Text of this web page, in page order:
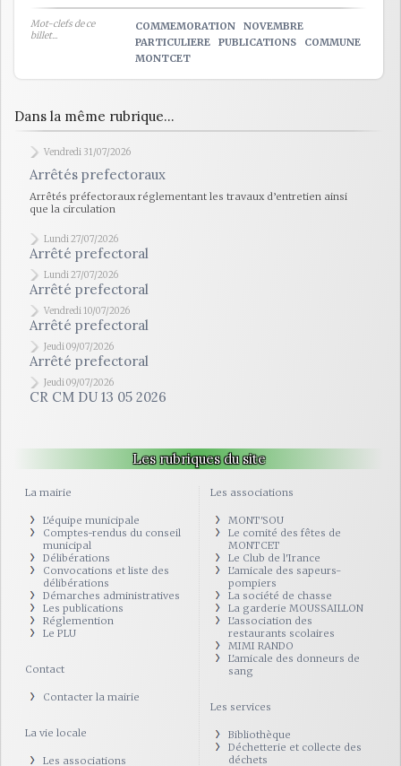
Mot-clefs de ce
billet...
COMMEMORATION
NOVEMBRE
PARTICULIERE
PUBLICATIONS
COMMUNE
MONTCET
Dans la même rubrique...
Vendredi 31/07/2026
Arrêtés prefectoraux
Arrêtés préfectoraux réglementant les travaux d’entretien ainsi
que la circulation
Lundi 27/07/2026
Arrêté prefectoral
Lundi 27/07/2026
Arrêté prefectoral
Vendredi 10/07/2026
Arrêté prefectoral
Jeudi 09/07/2026
Arrêté prefectoral
Jeudi 09/07/2026
CR CM DU 13 05 2026
Les rubriques du site
La mairie
L'équipe municipale
Comptes-rendus du conseil
municipal
Délibérations
Convocations et liste des
délibérations
Démarches administratives
Les publications
Réglemention
Le PLU
Contact
Contacter la mairie
La vie locale
Les associations
Les associations
MONT'SOU
Le comité des fêtes de
MONTCET
Le Club de l'Irance
L'amicale des sapeurs-
pompiers
La société de chasse
La garderie MOUSSAILLON
L'association des
restaurants scolaires
MIMI RANDO
L'amicale des donneurs de
sang
Les services
Bibliothèque
Déchetterie et collecte des
déchets